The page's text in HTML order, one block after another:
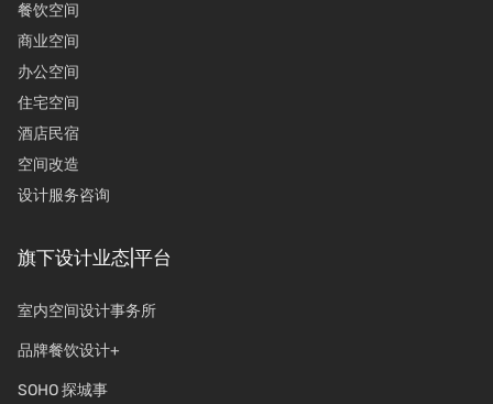
餐饮空间
商业空间
办公空间
住宅空间
酒店民宿
空间改造
设计服务咨询
旗下设计业态|平台
室内空间设计事务所
品牌餐饮设计+
SOHO 探城事